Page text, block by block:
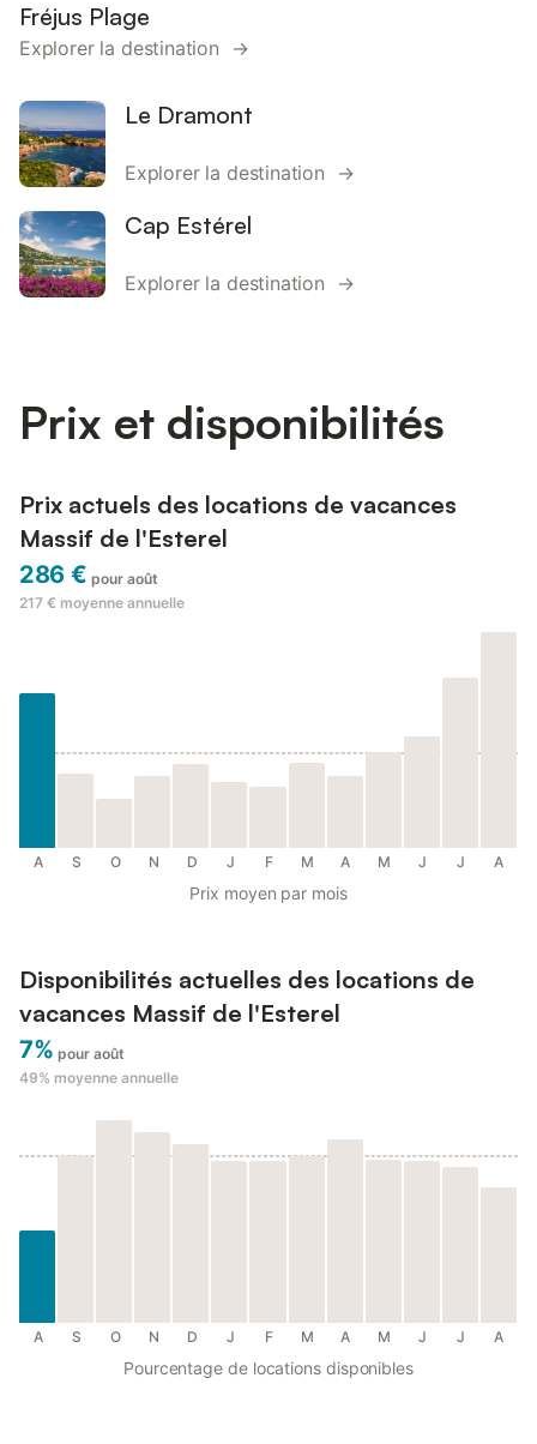
Fréjus Plage
Explorer la destination →
Le Dramont
Explorer la destination →
Cap Estérel
Explorer la destination →
Prix et disponibilités
Prix actuels des locations de vacances
Massif de l'Esterel
286 € pour août
217 € moyenne annuelle
A S O N D J F M A M J J A
Prix moyen par mois
Disponibilités actuelles des locations de
vacances Massif de l'Esterel
7% pour août
49% moyenne annuelle
A S O N D J F M A M J J A
Pourcentage de locations disponibles